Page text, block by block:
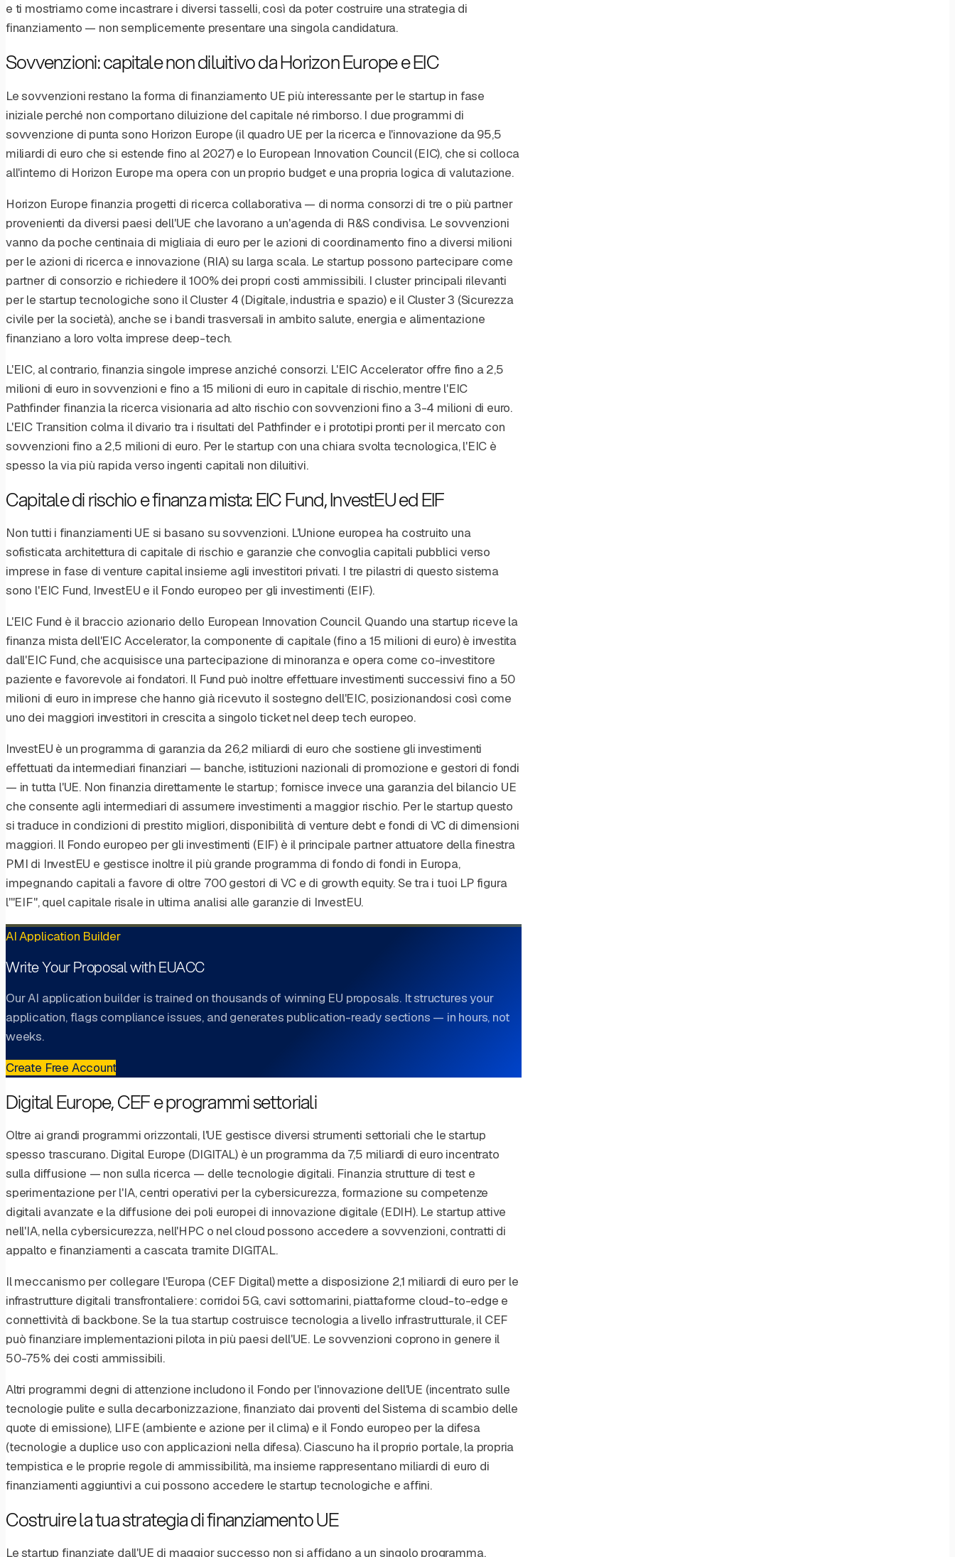
e ti mostriamo come incastrare i diversi tasselli, così da poter costruire una strategia di
finanziamento — non semplicemente presentare una singola candidatura.
Sovvenzioni: capitale non diluitivo da Horizon Europe e EIC
Le sovvenzioni restano la forma di finanziamento UE più interessante per le startup in fase
iniziale perché non comportano diluizione del capitale né rimborso. I due programmi di
sovvenzione di punta sono Horizon Europe (il quadro UE per la ricerca e l'innovazione da 95,5
miliardi di euro che si estende fino al 2027) e lo European Innovation Council (EIC), che si colloca
all'interno di Horizon Europe ma opera con un proprio budget e una propria logica di valutazione.
Horizon Europe finanzia progetti di ricerca collaborativa — di norma consorzi di tre o più partner
provenienti da diversi paesi dell'UE che lavorano a un'agenda di R&S condivisa. Le sovvenzioni
vanno da poche centinaia di migliaia di euro per le azioni di coordinamento fino a diversi milioni
per le azioni di ricerca e innovazione (RIA) su larga scala. Le startup possono partecipare come
partner di consorzio e richiedere il 100% dei propri costi ammissibili. I cluster principali rilevanti
per le startup tecnologiche sono il Cluster 4 (Digitale, industria e spazio) e il Cluster 3 (Sicurezza
civile per la società), anche se i bandi trasversali in ambito salute, energia e alimentazione
finanziano a loro volta imprese deep-tech.
L'EIC, al contrario, finanzia singole imprese anziché consorzi. L'EIC Accelerator offre fino a 2,5
milioni di euro in sovvenzioni e fino a 15 milioni di euro in capitale di rischio, mentre l'EIC
Pathfinder finanzia la ricerca visionaria ad alto rischio con sovvenzioni fino a 3-4 milioni di euro.
L'EIC Transition colma il divario tra i risultati del Pathfinder e i prototipi pronti per il mercato con
sovvenzioni fino a 2,5 milioni di euro. Per le startup con una chiara svolta tecnologica, l'EIC è
spesso la via più rapida verso ingenti capitali non diluitivi.
Capitale di rischio e finanza mista: EIC Fund, InvestEU ed EIF
Non tutti i finanziamenti UE si basano su sovvenzioni. L'Unione europea ha costruito una
sofisticata architettura di capitale di rischio e garanzie che convoglia capitali pubblici verso
imprese in fase di venture capital insieme agli investitori privati. I tre pilastri di questo sistema
sono l'EIC Fund, InvestEU e il Fondo europeo per gli investimenti (EIF).
L'EIC Fund è il braccio azionario dello European Innovation Council. Quando una startup riceve la
finanza mista dell'EIC Accelerator, la componente di capitale (fino a 15 milioni di euro) è investita
dall'EIC Fund, che acquisisce una partecipazione di minoranza e opera come co-investitore
paziente e favorevole ai fondatori. Il Fund può inoltre effettuare investimenti successivi fino a 50
milioni di euro in imprese che hanno già ricevuto il sostegno dell'EIC, posizionandosi così come
uno dei maggiori investitori in crescita a singolo ticket nel deep tech europeo.
InvestEU è un programma di garanzia da 26,2 miliardi di euro che sostiene gli investimenti
effettuati da intermediari finanziari — banche, istituzioni nazionali di promozione e gestori di fondi
— in tutta l'UE. Non finanzia direttamente le startup; fornisce invece una garanzia del bilancio UE
che consente agli intermediari di assumere investimenti a maggior rischio. Per le startup questo
si traduce in condizioni di prestito migliori, disponibilità di venture debt e fondi di VC di dimensioni
maggiori. Il Fondo europeo per gli investimenti (EIF) è il principale partner attuatore della finestra
PMI di InvestEU e gestisce inoltre il più grande programma di fondo di fondi in Europa,
impegnando capitali a favore di oltre 700 gestori di VC e di growth equity. Se tra i tuoi LP figura
l'"EIF", quel capitale risale in ultima analisi alle garanzie di InvestEU.
AI Application Builder
Write Your Proposal with EUACC
Our AI application builder is trained on thousands of winning EU proposals. It structures your
application, flags compliance issues, and generates publication-ready sections — in hours, not
weeks.
Create Free Account
Digital Europe, CEF e programmi settoriali
Oltre ai grandi programmi orizzontali, l'UE gestisce diversi strumenti settoriali che le startup
spesso trascurano. Digital Europe (DIGITAL) è un programma da 7,5 miliardi di euro incentrato
sulla diffusione — non sulla ricerca — delle tecnologie digitali. Finanzia strutture di test e
sperimentazione per l'IA, centri operativi per la cybersicurezza, formazione su competenze
digitali avanzate e la diffusione dei poli europei di innovazione digitale (EDIH). Le startup attive
nell'IA, nella cybersicurezza, nell'HPC o nel cloud possono accedere a sovvenzioni, contratti di
appalto e finanziamenti a cascata tramite DIGITAL.
Il meccanismo per collegare l'Europa (CEF Digital) mette a disposizione 2,1 miliardi di euro per le
infrastrutture digitali transfrontaliere: corridoi 5G, cavi sottomarini, piattaforme cloud-to-edge e
connettività di backbone. Se la tua startup costruisce tecnologia a livello infrastrutturale, il CEF
può finanziare implementazioni pilota in più paesi dell'UE. Le sovvenzioni coprono in genere il
50-75% dei costi ammissibili.
Altri programmi degni di attenzione includono il Fondo per l'innovazione dell'UE (incentrato sulle
tecnologie pulite e sulla decarbonizzazione, finanziato dai proventi del Sistema di scambio delle
quote di emissione), LIFE (ambiente e azione per il clima) e il Fondo europeo per la difesa
(tecnologie a duplice uso con applicazioni nella difesa). Ciascuno ha il proprio portale, la propria
tempistica e le proprie regole di ammissibilità, ma insieme rappresentano miliardi di euro di
finanziamenti aggiuntivi a cui possono accedere le startup tecnologiche e affini.
Costruire la tua strategia di finanziamento UE
Le startup finanziate dall'UE di maggior successo non si affidano a un singolo programma.